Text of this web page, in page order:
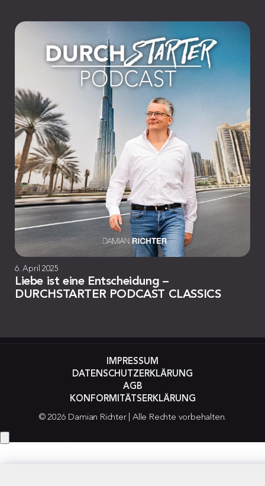
6. April 2025
Liebe ist eine Entscheidung –
DURCHSTARTER PODCAST CLASSICS
© 2026 Damian Richter | Alle Rechte vorbehalten.
IMPRESSUM
DATENSCHUTZERKLÄRUNG
AGB
KONFORMITÄTSERKLÄRUNG